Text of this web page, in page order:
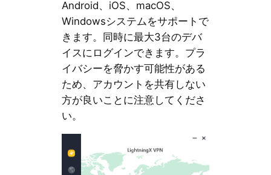
Android、iOS、macOS、
Windowsシステムをサポートで
きます。同時に最大3台のデバ
イスにログインできます。プラ
イバシーを脅かす可能性がある
ため、アカウントを共有しない
方が良いことに注意してくださ
い。